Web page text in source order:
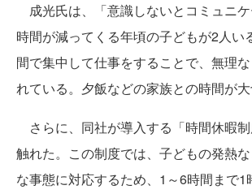
成光氏は、「意識しないとコミュニ
時間が減ってくる年頃の子どもが2人い
間で集中して仕事をすることで、無理
れている。夕飯などの家族との時間が大
さらに、同社が導入する「時間休暇
触れた。この制度では、子どもの発熱
な事態に対応するため、1～6時間まで1